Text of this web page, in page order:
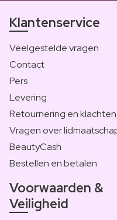
Klantenservice
Veelgestelde vragen
Contact
Pers
Levering
Retournering en klachten
Vragen over
BeautyCash
Bestellen en betalen
Voorwaarden &
Veiligheid